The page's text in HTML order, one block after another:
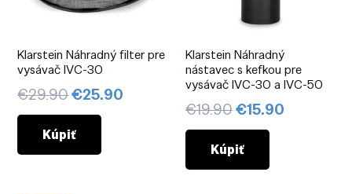
Klarstein Náhradný filter pre
vysávač IVC-30
€29.90Pôvodná
cena
bola:
€29.90.
€25.90
Kúpiť
Klarstein Náhradný
nástavec s kefkou pre
vysávač IVC-30 a IVC-50
€19.90Pôvodná
cena
bola:
€19.90.
€15.90
Kúpiť